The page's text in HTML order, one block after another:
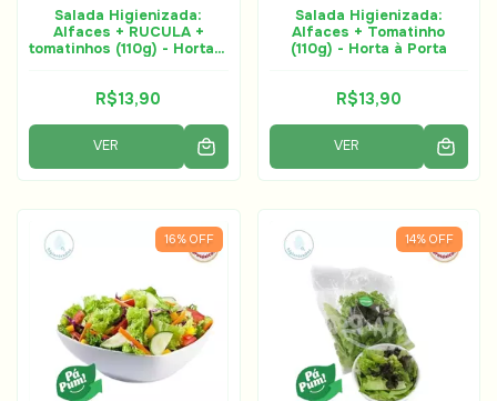
Salada Higienizada:
Alfaces + RUCULA +
tomatinhos (110g) - Horta à
R$13,90
VER
Salada Higienizada:
Alfaces + Tomatinho
(110g) - Horta à Porta
R$13,90
VER
16% OFF 14% OFF